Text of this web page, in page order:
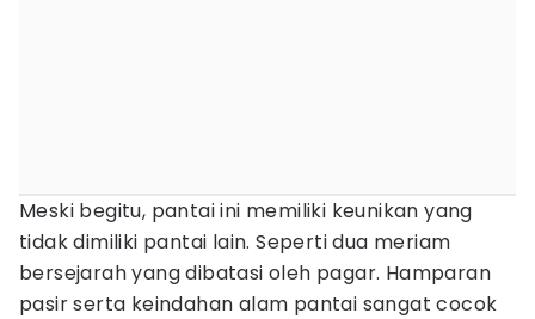
Meski begitu, pantai ini memiliki keunikan yang
tidak dimiliki pantai lain. Seperti dua meriam
bersejarah yang dibatasi oleh pagar. Hamparan
pasir serta keindahan alam pantai sangat cocok